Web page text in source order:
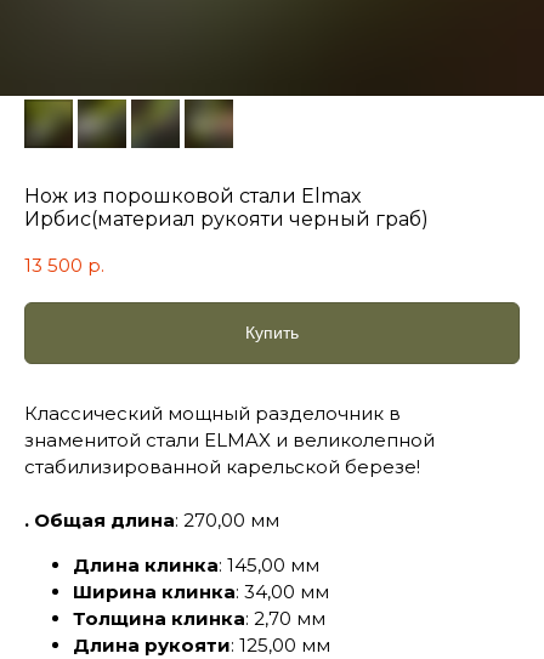
Нож из порошковой стали Elmax
Ирбис(материал рукояти черный граб)
13 500 р.
Купить
Классический мощный разделочник в
знаменитой стали ELMAX и великолепной
стабилизированной карельской березе!
. Общая длина: 270,00 мм
Длина клинка: 145,00 мм
Ширина клинка: 34,00 мм
Толщина клинка: 2,70 мм
Длина рукояти: 125,00 мм